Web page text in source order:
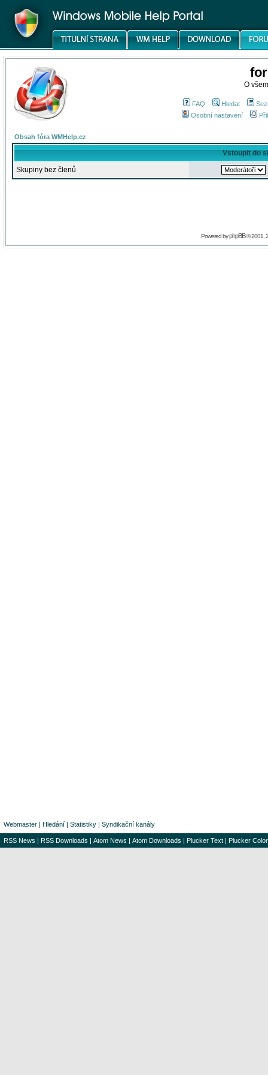
O
FAQ Hledat
Osobní nastavení
Obsah fóra WMHelp.cz
Vstoupit do
Skupiny bez členů
Powered byphpBB© 2001,
Webmaster | Hledání | Statistiky | Syndikační kanály
RSS News | RSS Downloads | Atom News | Atom Downloads | Plucker Text | Plucker Color